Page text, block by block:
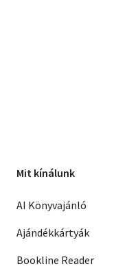
Mit kínálunk
AI Könyvajánló
Ajándékkártyák
Bookline Reader